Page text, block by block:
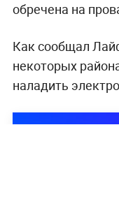
обречена на
Как сообщал
некоторых
наладить